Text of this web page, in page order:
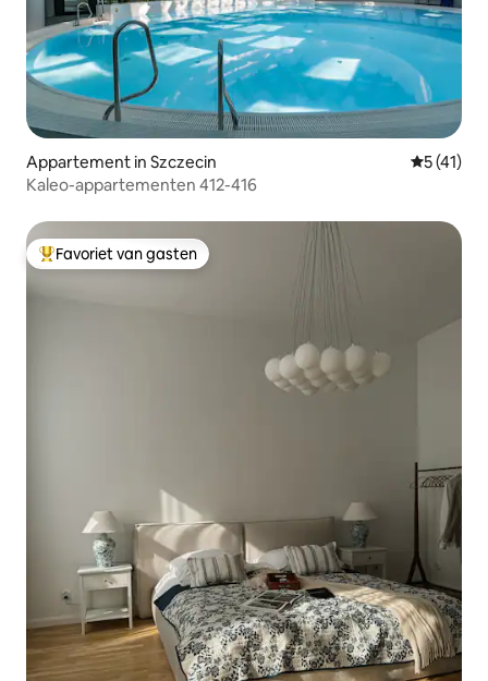
Appartement in Szczecin
5 (41)
Kaleo-appartementen 412-416
Topfavoriet van gasten
Favoriet van gasten